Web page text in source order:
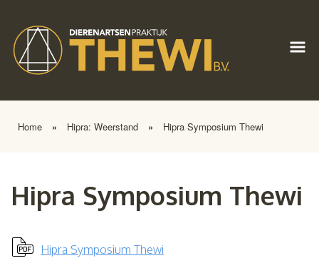
Home » Hipra: Weerstand » Hipra Symposium Thewi
Hipra Symposium Thewi
Hipra Symposium Thewi